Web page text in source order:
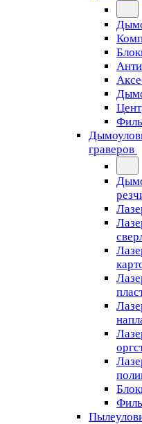
граверов